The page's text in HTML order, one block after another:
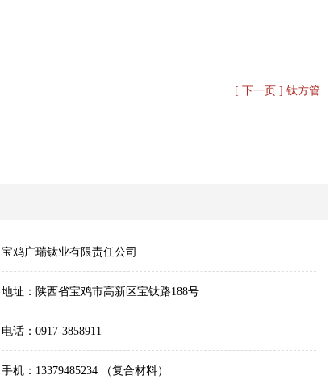
[ 下一页 ] 钛方管
宝鸡广瑞钛业有限责任公司
地址：陕西省宝鸡市高新区宝钛路188号
电话：0917-3858911
手机：13379485234 （复合材料）